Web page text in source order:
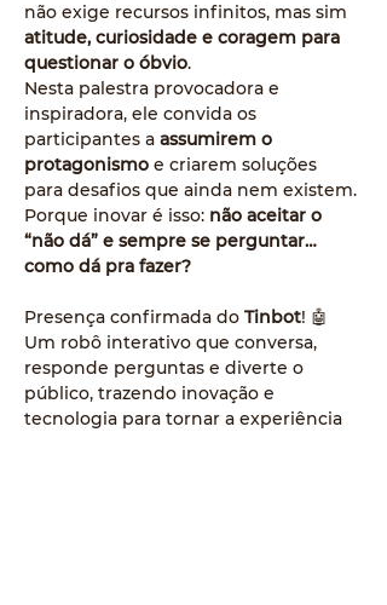
não exige recursos infinitos, mas sim
atitude, curiosidade e coragem para
questionar o óbvio.
Nesta palestra provocadora e
inspiradora, ele convida os
participantes a assumirem o
protagonismo e criarem soluções
para desafios que ainda nem existem.
Porque inovar é isso: não aceitar o
“não dá” e sempre se perguntar…
como dá pra fazer?
Presença confirmada do Tinbot! 🤖
Um robô interativo que conversa,
responde perguntas e diverte o
público, trazendo inovação e
tecnologia para tornar a experiência